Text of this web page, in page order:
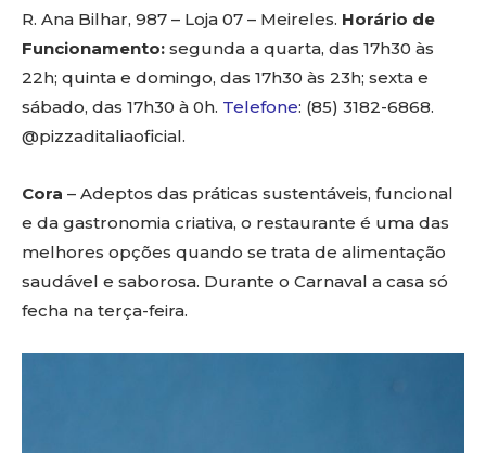
R. Ana Bilhar, 987 – Loja 07 – Meireles. Horário de
Funcionamento: segunda a quarta, das 17h30 às
22h; quinta e domingo, das 17h30 às 23h; sexta e
sábado, das 17h30 à 0h. Telefone: (85) 3182-6868.
@pizzaditaliaoficial.
Cora – Adeptos das práticas sustentáveis, funcional
e da gastronomia criativa, o restaurante é uma das
melhores opções quando se trata de alimentação
saudável e saborosa. Durante o Carnaval a casa só
fecha na terça-feira.